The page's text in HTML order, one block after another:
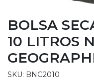
BOLSA
10 LITROS
SKU: BNG2010